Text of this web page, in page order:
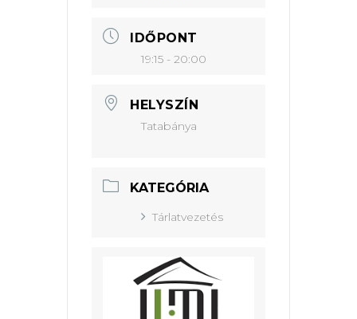
IDŐPONT
19:15 - 20:00
HELYSZÍN
Tatabánya
KATEGÓRIA
Tárlatvezetés